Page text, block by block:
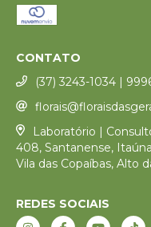
CONTATO
(37) 3243-1034 |
Laboratório |
408, Santanense,
Vila das Copaíbas, Alto
REDES SOCIAIS